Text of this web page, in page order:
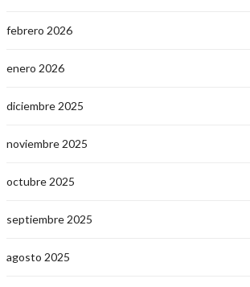
febrero 2026
enero 2026
diciembre 2025
noviembre 2025
octubre 2025
septiembre 2025
agosto 2025